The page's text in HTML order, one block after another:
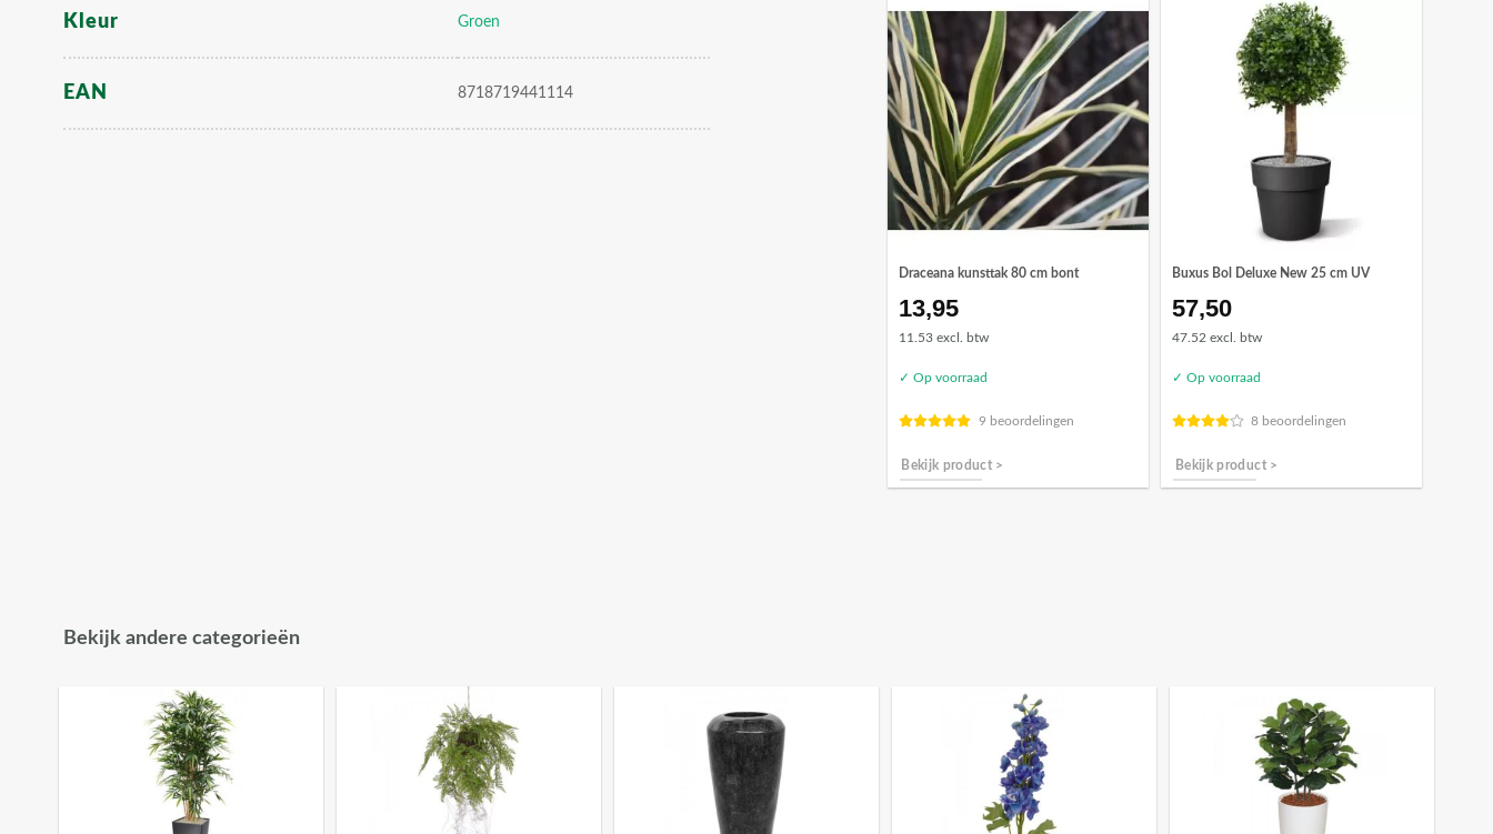
Kleur Groen
EAN 8718719441114
Draceana kunsttak 80 cm bont
13,95
11.53 excl. btw
✓ Op voorraad
9 beoordelingen
Bekijk product >
Buxus Bol Deluxe New 25 cm UV
57,50
47.52 excl. btw
✓ Op voorraad
8 beoordelingen
Bekijk product >
Bekijk andere categorieën